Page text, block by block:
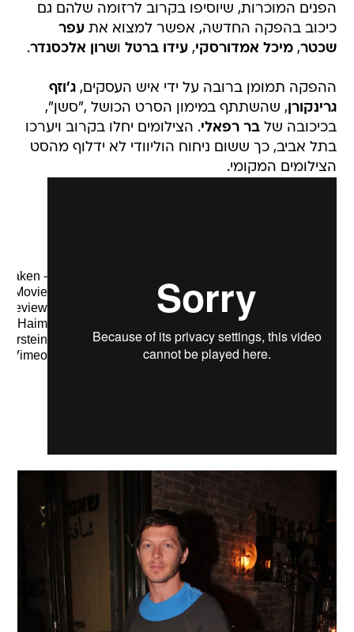
הפנים המוכרות, שיוסיפו בקרוב לרזומה שלהם גם
כיכוב בהפקה החדשה, אפשר למצוא אתעפר
שכטר,מיכל אמדורסקי,עידו ברטל ושרון אלכסנדר.
ההפקה תמומן ברובה על ידי איש העסקים,ג'וזף
גרינקורן, שהשתתף במימון הסרט הכושל ,"סשן",
בכיכובה שלבר רפאלי. הצילומים יחלו בקרוב ויערכו
בתל אביב, כך ששום ניחוח הוליוודי לא ידלוף מהסט
הצילומים המקומי.
-
Movie
Preview
Haim
Vimeo